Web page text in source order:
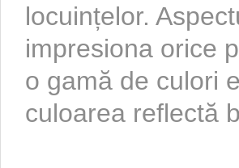
locuințelor.
impresiona orice
o gamă de culori
culoarea reflectă